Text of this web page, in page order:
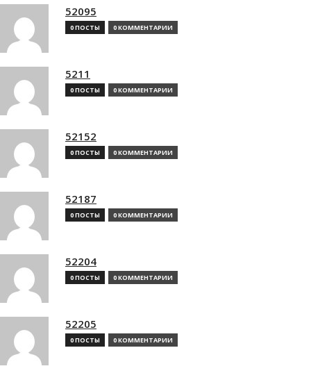
52095
0 ПОСТЫ 0 КОММЕНТАРИИ
5211
0 ПОСТЫ 0 КОММЕНТАРИИ
52152
0 ПОСТЫ 0 КОММЕНТАРИИ
52187
0 ПОСТЫ 0 КОММЕНТАРИИ
52204
0 ПОСТЫ 0 КОММЕНТАРИИ
52205
0 ПОСТЫ 0 КОММЕНТАРИИ